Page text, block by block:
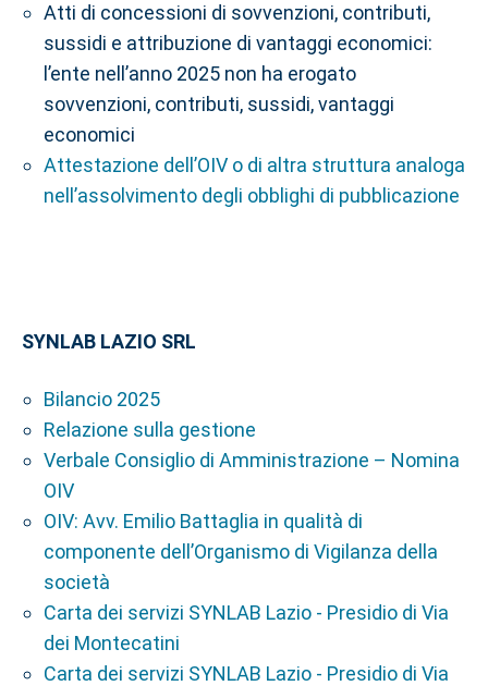
Atti di concessioni di sovvenzioni, contributi,
sussidi e attribuzione di vantaggi economici:
l’ente nell’anno 2025 non ha erogato
sovvenzioni, contributi, sussidi, vantaggi
economici
Attestazione dell’OIV o di altra struttura analoga
nell’assolvimento degli obblighi di pubblicazione
SYNLAB LAZIO SRL
Bilancio 2025
Relazione sulla gestione
Verbale Consiglio di Amministrazione – Nomina
OIV
OIV: Avv. Emilio Battaglia in qualità di
componente dell’Organismo di Vigilanza della
società
Carta dei servizi SYNLAB Lazio - Presidio di Via
dei Montecatini
Carta dei servizi SYNLAB Lazio - Presidio di Via